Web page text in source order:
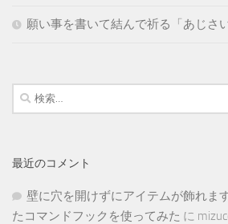
願い事を書いて結んで祈る「あじさ
検
索:
最近のコメント
壁に穴を開けずにアイテムが飾れま
たコマンドフックを使ってみた に